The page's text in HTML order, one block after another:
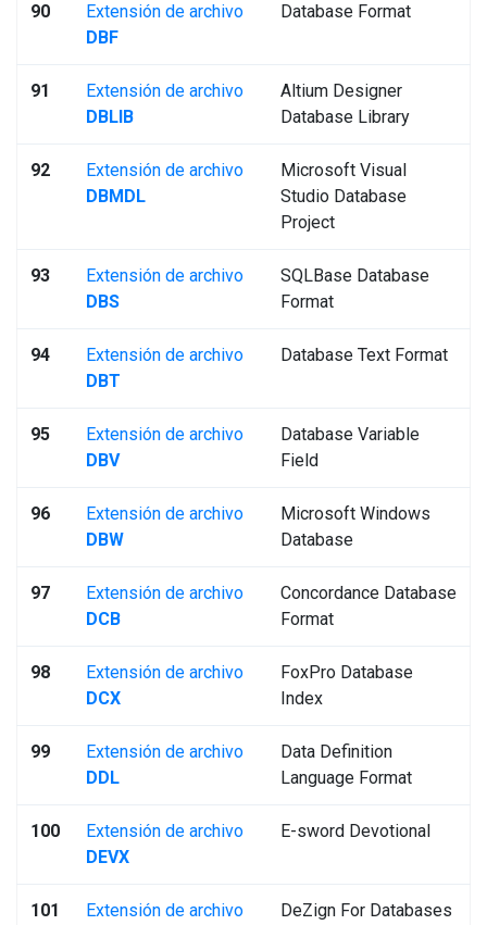
90
Extensión de archivo
DBF
Database Format
91
Extensión de archivo
DBLIB
Altium Designer
Database Library
92
Extensión de archivo
DBMDL
Microsoft Visual
Studio Database
Project
93
Extensión de archivo
DBS
SQLBase Database
Format
94
Extensión de archivo
DBT
Database Text Format
95
Extensión de archivo
DBV
Database Variable
Field
96
Extensión de archivo
DBW
Microsoft Windows
Database
97
Extensión de archivo
DCB
Concordance Database
Format
98
Extensión de archivo
DCX
FoxPro Database
Index
99
Extensión de archivo
DDL
Data Definition
Language Format
100
Extensión de archivo
DEVX
E-sword Devotional
101
Extensión de archivo
DeZign For Databases